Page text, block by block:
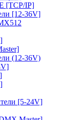
[TCP/IP]
[12-36V]
(12-36V)
[5-24V]